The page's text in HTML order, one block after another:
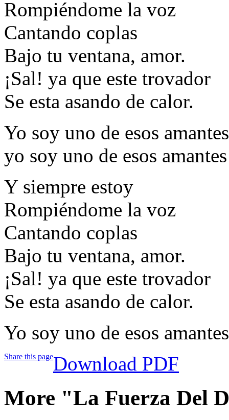
Rompiéndome la voz
Cantando coplas
Bajo tu ventana, amor.
¡Sal! ya que este trovador
Se esta asando de calor.
Yo soy uno de esos amantes
yo soy uno de esos amantes
Y siempre estoy
Rompiéndome la voz
Cantando coplas
Bajo tu ventana, amor.
¡Sal! ya que este trovador
Se esta asando de calor.
Yo soy uno de esos amantes
Share this pageDownload PDF
More "La Fuerza Del